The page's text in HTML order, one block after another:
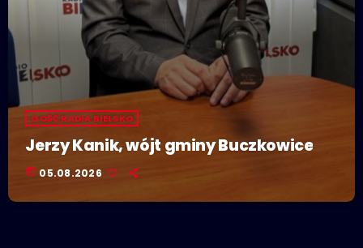
GOŚĆ RADIA BIELSKO
Jerzy Kanik, wójt gminy Buczkowice
today 05.08.2026